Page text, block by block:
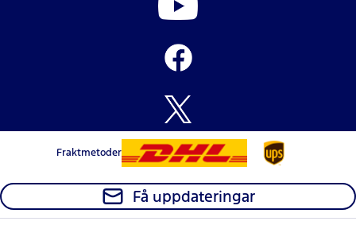
Fraktmetoder
Få uppdateringar